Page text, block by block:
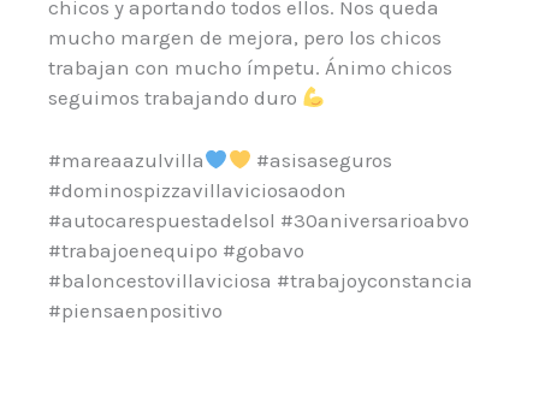
chicos y aportando todos ellos. Nos queda
mucho margen de mejora, pero los chicos
trabajan con mucho ímpetu. Ánimo chicos
seguimos trabajando duro
#mareaazulvilla
#asisaseguros
#dominospizzavillaviciosaodon
#autocarespuestadelsol #30aniversarioabvo
#trabajoenequipo #gobavo
#baloncestovillaviciosa #trabajoyconstancia
#piensaenpositivo